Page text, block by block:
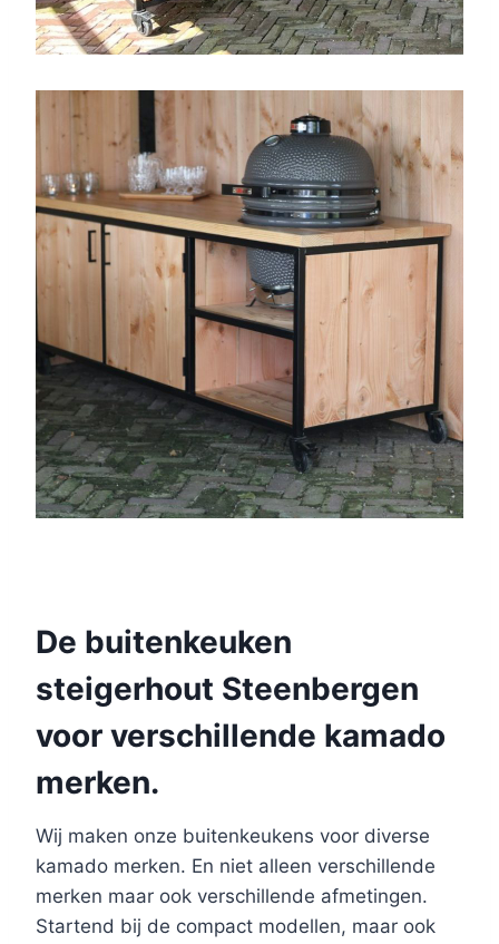
De buitenkeuken
steigerhout Steenbergen
voor verschillende kamado
merken.
Wij maken onze buitenkeukens voor diverse
kamado merken. En niet alleen verschillende
merken maar ook verschillende afmetingen.
Startend bij de compact modellen, maar ook